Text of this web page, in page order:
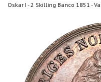
Oskar I - 2 Skilling Banco 1851 -